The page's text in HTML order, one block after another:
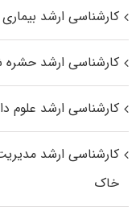
کارشناسی ارشد
کارشناسی ارشد
کارشناسی ارشد علوم
کارشناسی ارشد
خاک